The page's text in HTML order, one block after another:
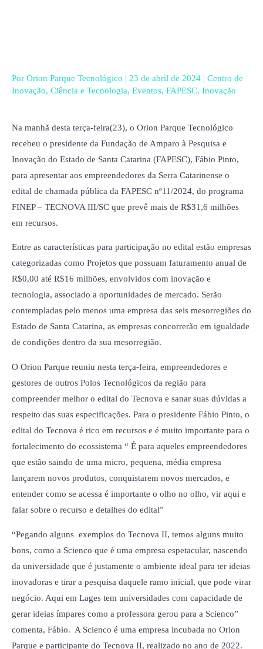
Por Orion Parque Tecnológico | 23 de abril de 2024 | Centro de
Inovação, Ciência e Tecnologia, Eventos, FAPESC, Inovação
Na manhã desta terça-feira(23), o Orion Parque Tecnológico
recebeu o presidente da Fundação de Amparo à Pesquisa e
Inovação do Estado de Santa Catarina (FAPESC), Fábio Pinto,
para apresentar aos empreendedores da Serra Catarinense o
edital de chamada pública da FAPESC nº11/2024, do programa
FINEP – TECNOVA III/SC que prevê mais de R$31,6 milhões
em recursos.
Entre as características para participação no edital estão empresas
categorizadas como Projetos que possuam faturamento anual de
R$0,00 até R$16 milhões, envolvidos com inovação e
tecnologia, associado a oportunidades de mercado. Serão
contempladas pelo menos uma empresa das seis mesorregiões do
Estado de Santa Catarina, as empresas concorrerão em igualdade
de condições dentro da sua mesorregião.
O Orion Parque reuniu nesta terça-feira, empreendedores e
gestores de outros Polos Tecnológicos da região para
compreender melhor o edital do Tecnova e sanar suas dúvidas a
respeito das suas especificações. Para o presidente Fábio Pinto, o
edital do Tecnova é rico em recursos e é muito importante para o
fortalecimento do ecossistema “ É para aqueles empreendedores
que estão saindo de uma micro, pequena, média empresa
lançarem novos produtos, conquistarem novos mercados, e
entender como se acessa é importante o olho no olho, vir aqui e
falar sobre o recurso e detalhes do edital”
“Pegando alguns exemplos do Tecnova II, temos alguns muito
bons, como a Scienco que é uma empresa espetacular, nascendo
da universidade que é justamente o ambiente ideal para ter ideias
inovadoras e tirar a pesquisa daquele ramo inicial, que pode virar
negócio. Aqui em Lages tem universidades com capacidade de
gerar ideias ímpares como a professora gerou para a Scienco”
comenta, Fábio. A Scienco é uma empresa incubada no Orion
Parque e participante do Tecnova II, realizado no ano de 2022.